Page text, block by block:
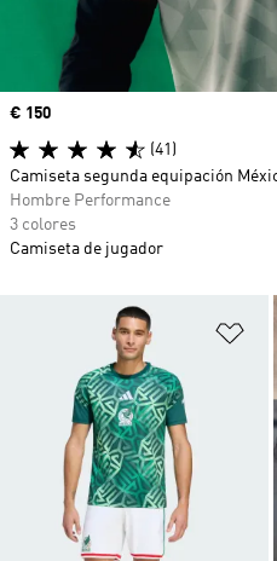
Precio
€ 150
(41)
Camiseta segunda equipación
Hombre Performance
3 colores
Camiseta de jugador